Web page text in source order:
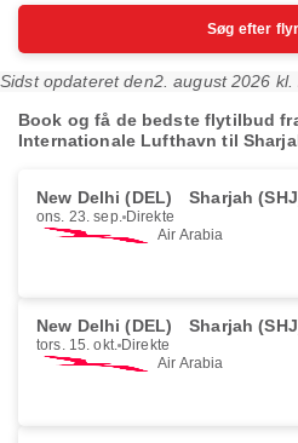
Søg efter
Sidst opdateret den2. august 2026
Book og få de bedste flytilbud
Internationale Lufthavn til
New Delhi (DEL) Sharjah
ons. 23. sep. Direkte
Air Arabia
New Delhi (DEL) Sharjah
tors. 15. okt. Direkte
Air Arabia